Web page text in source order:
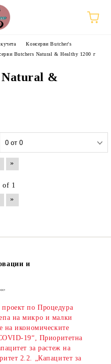
Консерви Butcher's
Butchers Natural & Healthy 1200 г
Natural &
»
of 1
»
и
по Процедура
на микро и малки
на икономическите
19“, Приоритетна
за растеж на
2.2. „Капацитет за